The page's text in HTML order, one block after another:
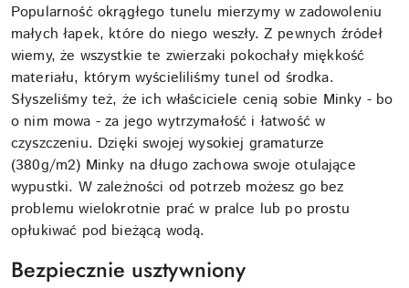
Popularność okrągłego tunelu mierzymy w zadowoleniu
małych łapek, które do niego weszły. Z pewnych źródeł
wiemy, że wszystkie te zwierzaki pokochały miękkość
materiału, którym wyścieliliśmy tunel od środka.
Słyszeliśmy też, że ich właściciele cenią sobie Minky - bo
o nim mowa - za jego wytrzymałość i łatwość w
czyszczeniu. Dzięki swojej wysokiej gramaturze
(380g/m2) Minky na długo zachowa swoje otulające
wypustki. W zależności od potrzeb możesz go bez
problemu wielokrotnie prać w pralce lub po prostu
opłukiwać pod bieżącą wodą.
Bezpiecznie usztywniony